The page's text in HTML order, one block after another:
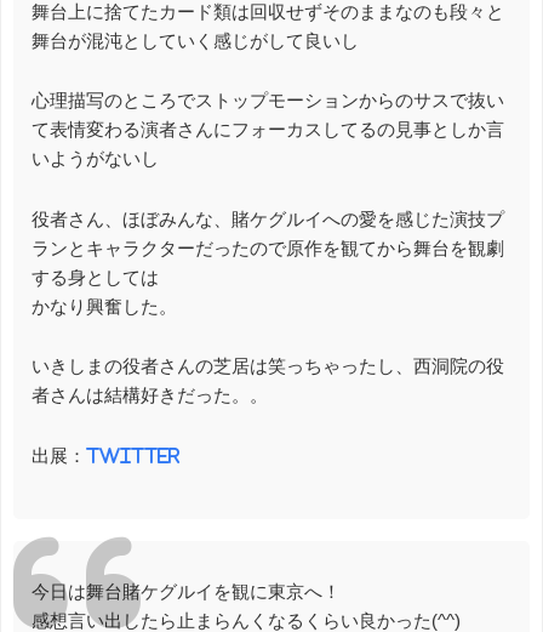
舞台上に捨てたカード類は回収せずそのままなのも段々と
舞台が混沌としていく感じがして良いし
心理描写のところでストップモーションからのサスで抜い
て表情変わる演者さんにフォーカスしてるの見事としか言
いようがないし
役者さん、ほぼみんな、賭ケグルイへの愛を感じた演技プ
ランとキャラクターだったので原作を観てから舞台を観劇
する身としては
かなり興奮した。
いきしまの役者さんの芝居は笑っちゃったし、西洞院の役
者さんは結構好きだった。。
出展： Twitter
今日は舞台賭ケグルイを観に東京へ！
感想言い出したら止まらんくなるくらい良かった(^^)